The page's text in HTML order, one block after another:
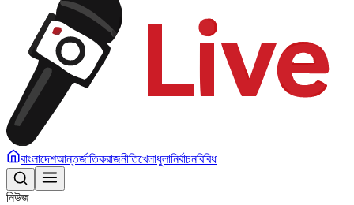
বাংলাদেশআন্তর্জাতিকরাজনীতিখেলাধুলানির্বাচনবিবিধ
নিউজ